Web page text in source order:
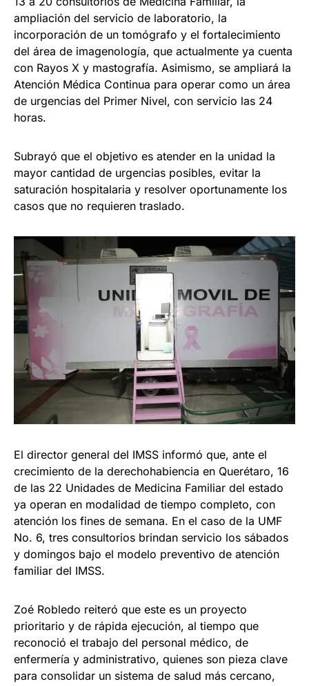
ampliación del servicio de laboratorio, la
incorporación de un tomógrafo y el fortalecimiento
del área de imagenología, que actualmente ya cuenta
con Rayos X y mastografía. Asimismo, se ampliará la
Atención Médica Continua para operar como un área
de urgencias del Primer Nivel, con servicio las 24
horas.
Subrayó que el objetivo es atender en la unidad la
mayor cantidad de urgencias posibles, evitar la
saturación hospitalaria y resolver oportunamente los
casos que no requieren traslado.
El director general del IMSS informó que, ante el
crecimiento de la derechohabiencia en Querétaro, 16
de las 22 Unidades de Medicina Familiar del estado
ya operan en modalidad de tiempo completo, con
atención los fines de semana. En el caso de la UMF
No. 6, tres consultorios brindan servicio los sábados
y domingos bajo el modelo preventivo de atención
familiar del IMSS.
Zoé Robledo reiteró que este es un proyecto
prioritario y de rápida ejecución, al tiempo que
reconoció el trabajo del personal médico, de
enfermería y administrativo, quienes son pieza clave
para consolidar un sistema de salud más cercano,